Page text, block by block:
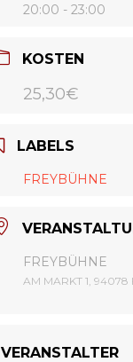
20:00 - 23:00
KOSTEN
25,30€
LABELS
FREYBÜHNE
FREYBÜHNE
AM MARKT 1, 94078
VERANSTALTER